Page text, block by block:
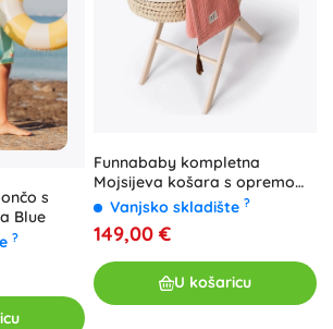
s
Blue
?
Funnababy kompletna
Mojsijeva košara s opremom
coral pink
Vanjsko skladište ?
149,00 €
U košaricu